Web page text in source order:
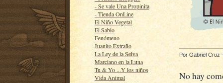
- Se vale Una Propinita
- Tienda OnLine
El Niño Vegetal
El Sabio
Fenómeno
Juanito Extraño
La Ley de la Selva
Marciano en la Luna
Tu & Yo ...Y los niños
Vida Animal
Por Gabriel Cruz
No hay